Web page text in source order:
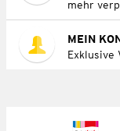
mehr
MEIN
Exklusive